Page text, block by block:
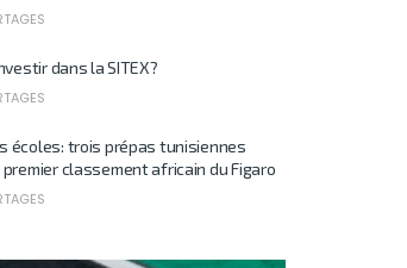
dans la SITEX?
écoles: trois prépas tunisiennes
classement africain du Figaro